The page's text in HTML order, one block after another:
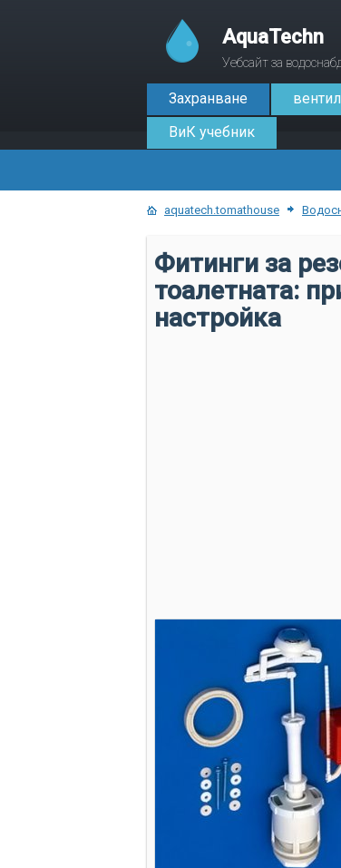
AquaTechn
Уебсайт за
Захранване
ВиК учебник
aquatech.tomathouse
Фитинги за
тоалетната:
настройка